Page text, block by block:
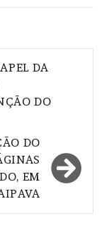
DA
DO
DO
EM